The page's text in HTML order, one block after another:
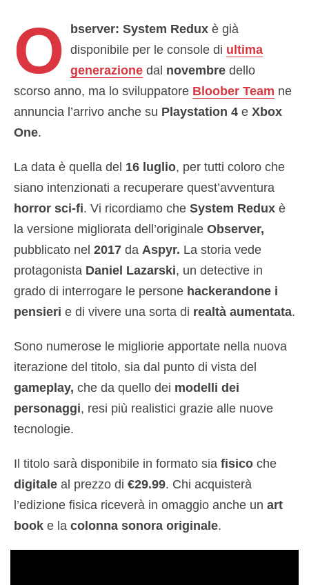
O bserver: System Reduxè già
disponibile per le console di ultima
generazione dal novembre dello
scorso anno, ma lo sviluppatore Bloober Team ne
annuncia l’arrivo anche su Playstation 4 e Xbox
One.
La data è quella del 16 luglio, per tutti coloro che
siano intenzionati a recuperare quest’avventura
horror sci-fi. Vi ricordiamo che System Redux è
la versione migliorata dell’originale Observer,
pubblicato nel 2017 da Aspyr. La storia vede
protagonista Daniel Lazarski, un detective in
grado di interrogare le persone hackerandone i
pensieri e di vivere una sorta di realtà aumentata.
Sono numerose le migliorie apportate nella nuova
iterazione del titolo, sia dal punto di vista del
gameplay, che da quello dei modelli dei
personaggi, resi più realistici grazie alle nuove
tecnologie.
Il titolo sarà disponibile in formato sia fisico che
digitale al prezzo di €29.99. Chi acquisterà
l’edizione fisica riceverà in omaggio anche un art
book e la colonna sonora originale.